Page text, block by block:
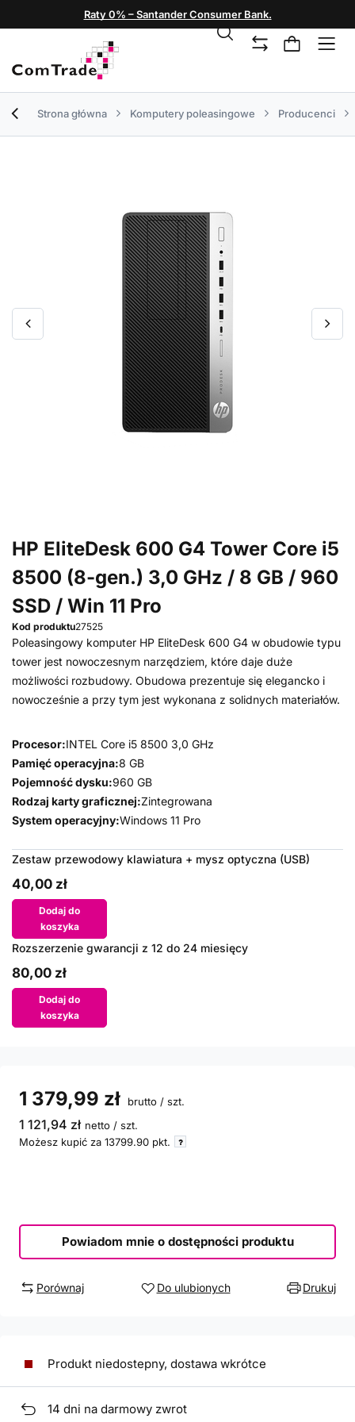
Raty 0% – Santander Consumer Bank.
Strona główna Komputery poleasingowe Producenci
HP EliteDesk 600 G4 Tower Core i5
8500 (8-gen.) 3,0 GHz / 8 GB / 960
SSD / Win 11 Pro
Kod produktu27525
Poleasingowy komputer HP EliteDesk 600 G4 w obudowie typu
tower jest nowoczesnym narzędziem, które daje duże
możliwości rozbudowy. Obudowa prezentuje się elegancko i
nowocześnie a przy tym jest wykonana z solidnych materiałów.
Procesor:INTEL Core i5 8500 3,0 GHz
Pamięć operacyjna:8 GB
Pojemność dysku:960 GB
Rodzaj karty graficznej:Zintegrowana
System operacyjny:Windows 11 Pro
Zestaw przewodowy klawiatura + mysz optyczna (USB)
40,00 zł
Dodaj do
koszyka
Rozszerzenie gwarancji z 12 do 24 miesięcy
80,00 zł
Dodaj do
koszyka
1 379,99 zł brutto / szt.
1 121,94 zł netto / szt.
Możesz kupić za 13799.90 pkt.
Powiadom mnie o dostępności produktu
Porównaj Do ulubionych Drukuj
Produkt niedostepny, dostawa wkrótce
14 dni na darmowy zwrot